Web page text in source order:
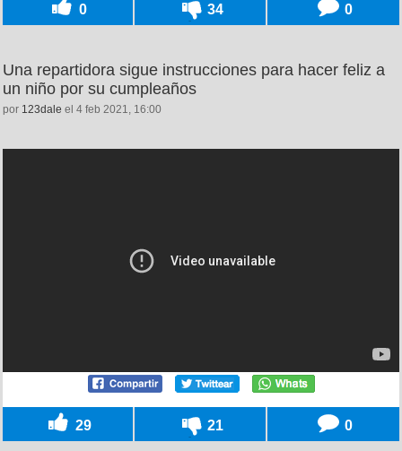
0 34 0
Una repartidora sigue instrucciones para hacer feliz a
un niño por su cumpleaños
por 123dale el 4 feb 2021, 16:00
29 21 0